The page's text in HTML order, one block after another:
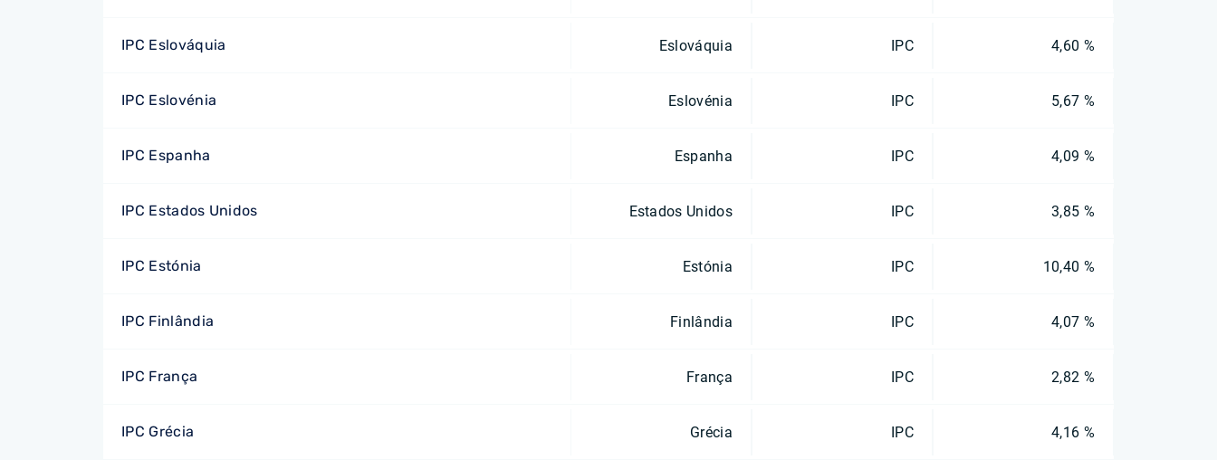
IPC Eslováquia Eslováquia IPC 4,60 %
IPC Eslovénia Eslovénia IPC 5,67 %
IPC Espanha Espanha IPC 4,09 %
IPC Estados Unidos Estados Unidos IPC 3,85 %
IPC Estónia Estónia IPC 10,40 %
IPC Finlândia Finlândia IPC 4,07 %
IPC França França IPC 2,82 %
IPC Grécia Grécia IPC 4,16 %